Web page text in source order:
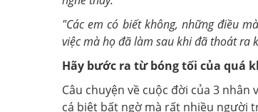
"Các em có biết không, những điều
việc mà họ đã làm sau khi đã thoát ra
Hãy bước ra từ bóng tối của quá
Câu chuyện về cuộc đời của 3
cá biệt bất ngờ mà rất nhiều người